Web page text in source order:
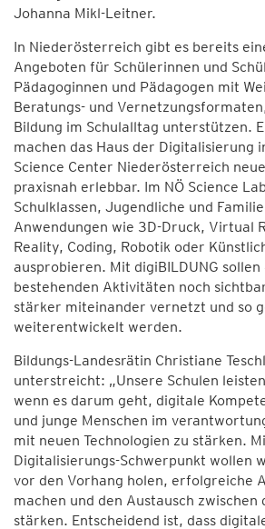
Johanna Mikl-Leitner.
In Niederösterreich gibt es bereits
Angeboten für Schülerinnen und
Pädagoginnen und Pädagogen mit
Beratungs- und
Bildung im Schulalltag unterstützen.
machen das Haus der Digitalisierung
Science Center Niederösterreich
praxisnah erlebbar. Im NÖ Science
Schulklassen, Jugendliche und
Anwendungen wie 3D-Druck, Virtual
Reality, Coding, Robotik oder
ausprobieren. Mit digiBILDUNG
bestehenden Aktivitäten noch
stärker miteinander vernetzt und so
weiterentwickelt werden.
Bildungs-Landesrätin Christiane
unterstreicht: „Unsere Schulen
wenn es darum geht, digitale
und junge Menschen im
mit neuen Technologien zu stärken.
Digitalisierungs-Schwerpunkt wollen
vor den Vorhang holen, erfolgreiche
machen und den Austausch zwischen
stärken. Entscheidend ist, dass